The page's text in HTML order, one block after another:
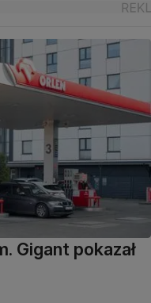
Gigant pokazał